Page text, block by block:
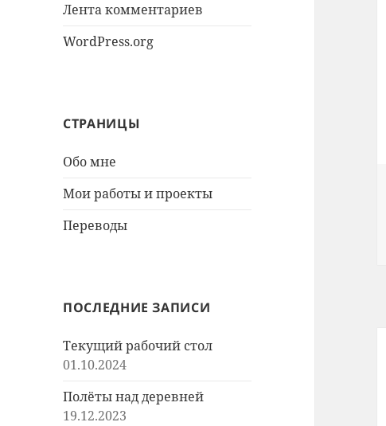
Лента комментариев
WordPress.org
СТРАНИЦЫ
Обо мне
Мои работы и проекты
Переводы
ПОСЛЕДНИЕ ЗАПИСИ
Текущий рабочий стол
01.10.2024
Полёты над деревней
19.12.2023